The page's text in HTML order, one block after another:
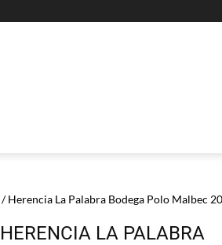
/ Herencia La Palabra Bodega Polo Malbec
HERENCIA LA PALABRA